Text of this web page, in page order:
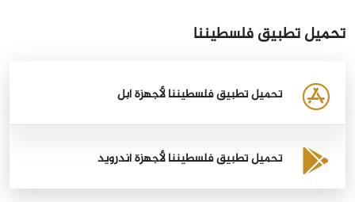
تحميل تطبيق فلسطيننا
تحميل تطبيق فلسطيننا لأجهزة أبل
تحميل تطبيق فلسطيننا لأجهزة أندرويد